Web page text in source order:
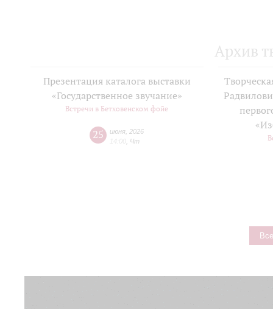
Архив
Презентация каталога выставки
«Государственное звучание»
Встречи в Бетховенском фойе
25 июня 2026
14:00 Чт